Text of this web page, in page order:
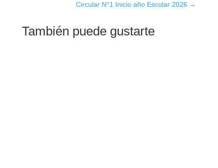
Circular N°1 Inicio año Escolar 2026 →
También puede gustarte